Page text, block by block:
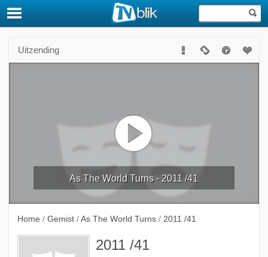
Uitzending
As The World Turns - 2011 /41
Home / Gemist / As The World Turns / 2011 /41
2011 /41